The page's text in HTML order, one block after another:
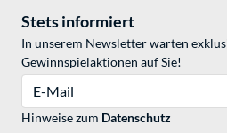
Stets informiert
In unserem Newsletter warten
Gewinnspielaktionen auf Sie!
Hinweise zum Datenschutz